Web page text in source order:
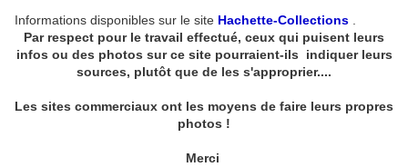
Informations disponibles sur le site Hachette-Collections
Par respect pour le travail effectué, ceux qui puisent leurs
infos ou des photos sur ce site pourraient-ils indiquer leurs
sources, plutôt que de les s'approprier....
Les sites commerciaux ont les moyens de faire leurs propres
photos !
Merci